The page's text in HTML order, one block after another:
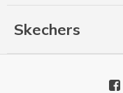
Skechers